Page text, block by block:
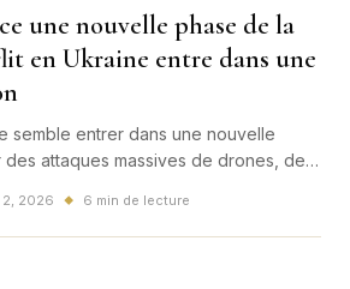
une nouvelle phase de la
en Ukraine entre dans une
semble entrer dans une nouvelle
attaques massives de drones, des
2, 2026 ◆ 6 min de lecture